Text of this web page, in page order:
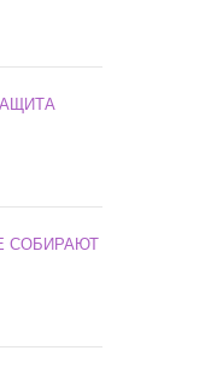
СОБИРАЮТ